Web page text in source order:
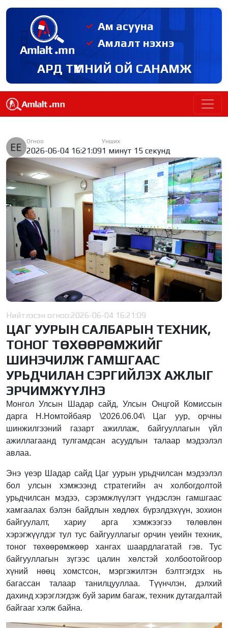
Ам асууна
Амлалт нэхнэ
АРД ТҮМНИЙ ОЙ САНАМЖ
Огноо
2026-06-04 16:21:09
Унших
1 минут 15 секунд
Нийтлэсэн огноо:2026-06-04 16:21:09
ЦАГ УУРЫН САЛБАРЫН ТЕХНИК,
ТОНОГ ТӨХӨӨРӨМЖИЙГ
ШИНЭЧИЛЖ ГАМШГААС
УРЬДЧИЛАН СЭРГИЙЛЭХ АЖЛЫГ
ЭРЧИМЖҮҮЛНЭ
Монгол Улсын Шадар сайд, Улсын Онцгой Комиссын
дарга Н.Номтойбаяр \2026.06.04\ Цаг уур, орчны
шинжилгээний газарт ажиллаж, байгууллагын үйл
ажиллагаанд тулгамдсан асуудлын талаар мэдээлэл
авлаа.
Энэ үеэр Шадар сайд Цаг уурын урьдчилсан мэдээлэл
бол улсын хэмжээнд стратегийн ач холбогдолтой
урьдчилсан мэдээ, сэрэмжлүүлэгт үндэслэн гамшгаас
хамгаалах бэлэн байдлын хөдлөх бүрэлдэхүүн, зохион
байгуулалт, хариу арга хэмжээгээ төлөвлөн
хэрэгжүүлдэг тул тус байгууллагыг орчин үеийн техник,
тоног төхөөрөмжөөр хангах шаардлагатай гэв. Тус
байгууллагын зүгээс цалин хөлстэй холбоотойгоор
хүний нөөц хомстсон, мэргэжилтэн бэлтгэгдэх нь
багассан талаар танилцууллаа. Түүнчлэн, дэлхий
дахинд хэрэглэгдэж буй зарим багаж, техник дутагдалтай
байгааг хэлж байна.